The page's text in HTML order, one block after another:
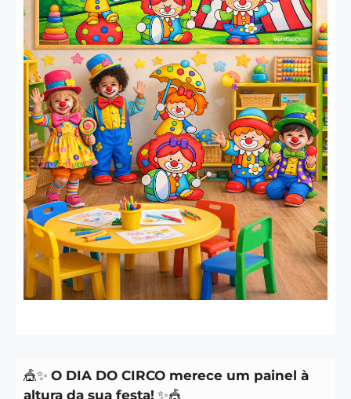
🎪✨ O DIA DO CIRCO merece um painel à
altura da sua festa! ✨🎪